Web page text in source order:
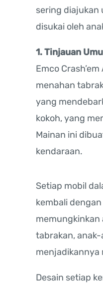
sering diajukan
disukai oleh
1. Tinjauan
Emco
menahan
yang
kokoh, yang
Mainan ini
kendaraan.
Setiap mobil
kembali
memungkinkan
tabrakan,
menjadikannya
Desain setiap